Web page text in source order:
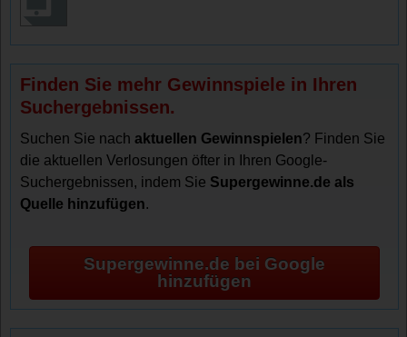
Finden Sie mehr Gewinnspiele in Ihren
Suchergebnissen.
Suchen Sie nachaktuellen Gewinnspielen? Finden Sie
die aktuellen Verlosungen öfter in Ihren Google-
Suchergebnissen, indem Sie Supergewinne.de als
Quelle hinzufügen.
Supergewinne.de bei Google
hinzufügen